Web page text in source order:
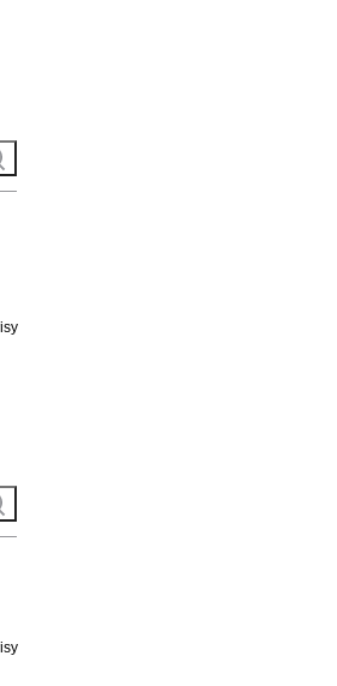
karcie
karcie